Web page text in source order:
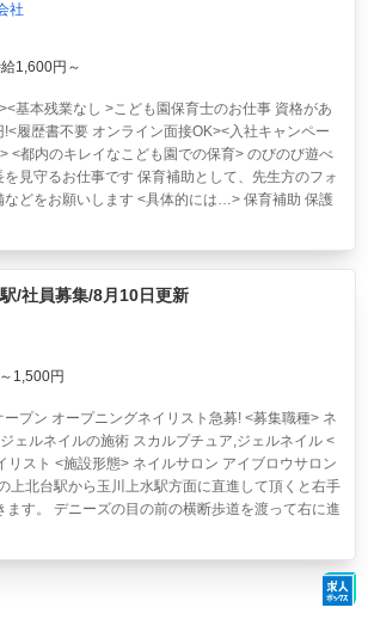
社
1,600円～
基本残業なし >こども園保育士のお仕事 資格があ
履歴書不要 オンライン面接OK><入社キャンペー
<都内のキレイなこども園での保育> のびのび遊べ
見守るお仕事です 保育補助として、先生方のフォ
などをお願いします <具体的には…> 保育補助 保護
/社員募集/8月10日更新
1,500円
ープン オープニングネイリスト急募! <募集職種> ネ
ェルネイルの施術 スカルプチュア,ジェルネイル <
リスト <施設形態> ネイルサロン アイブロウサロン
上北台駅から玉川上水駅方面に直進して頂くと右手
ます。 デニーズの目の前の横断歩道を渡って右に進